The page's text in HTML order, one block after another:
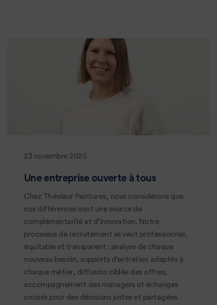
23 novembre 2025
Une entreprise ouverte à tous
Chez Théolaur Peintures, nous considérons que
nos différences sont une source de
complémentarité et d’innovation. Notre
processus de recrutement se veut professionnel,
équitable et transparent : analyse de chaque
nouveau besoin, supports d’entretien adaptés à
chaque métier, diffusion ciblée des offres,
accompagnement des managers et échanges
croisés pour des décisions justes et partagées.